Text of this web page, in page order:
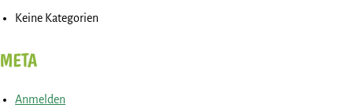
Keine Kategorien
META
Anmelden